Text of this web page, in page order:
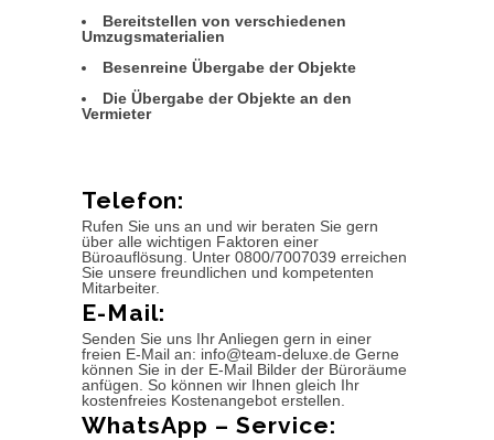
Bereitstellen von verschiedenen
Umzugsmaterialien
Besenreine Übergabe der Objekte
Die Übergabe der Objekte an den
Vermieter
Telefon:
Rufen Sie uns an und wir beraten Sie gern
über alle wichtigen Faktoren einer
Büroauflösung. Unter 0800/7007039 erreichen
Sie unsere freundlichen und kompetenten
Mitarbeiter.
E-Mail:
Senden Sie uns Ihr Anliegen gern in einer
freien E-Mail an: info@team-deluxe.de Gerne
können Sie in der E-Mail Bilder der Büroräume
anfügen. So können wir Ihnen gleich Ihr
kostenfreies Kostenangebot erstellen.
WhatsApp – Service: